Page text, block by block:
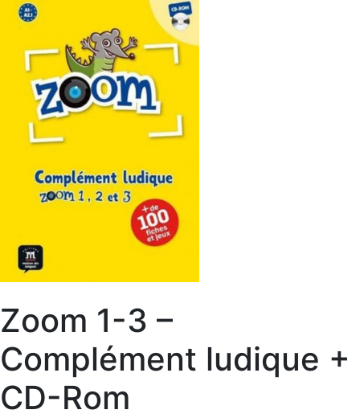
Zoom 1-3 –
Complément ludique +
CD-Rom